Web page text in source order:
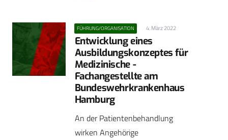
FÜHRUNG/ORGANISATION 4. März 2022
Entwicklung eines
Ausbildungskonzeptes für
Medizinische ­
Fachangestellte am
Bundeswehrkrankenhaus
Hamburg
An der Patientenbehandlung
wirken Angehörige